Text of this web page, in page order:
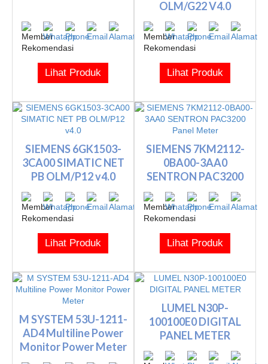
Lihat Produk
OLM/G22 V4.0
Lihat Produk
SIEMENS 6GK1503-
3CA00 SIMATIC NET
PB OLM/P12 v4.0
Lihat Produk
SIEMENS 7KM2112-
0BA00-3AA0
SENTRON PAC3200
Panel Meter
Lihat Produk
M SYSTEM 53U-1211-
AD4 Multiline Power
Monitor Power Meter
LUMEL N30P-
100100E0 DIGITAL
PANEL METER